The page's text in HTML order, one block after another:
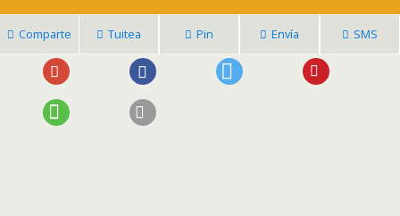
Comparte Tuitea Pin Envía SMS